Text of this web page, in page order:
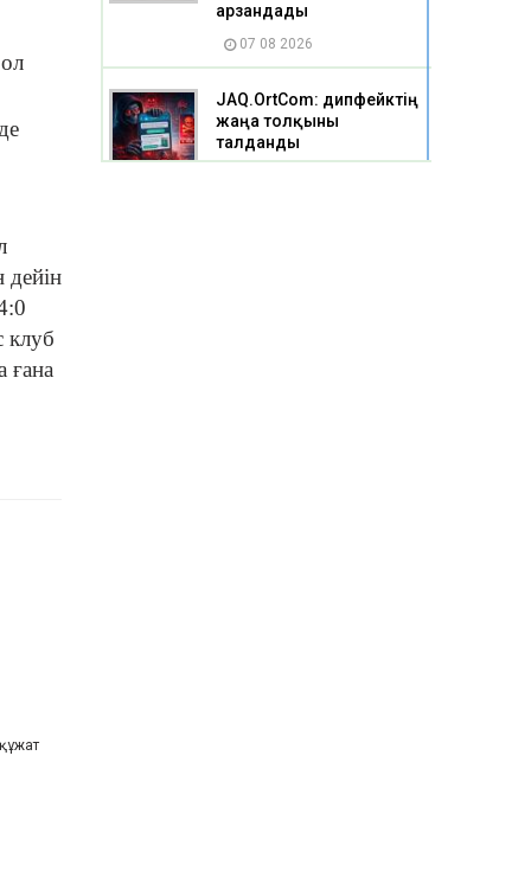
дейін
клуб
ғана
арзандады
07 08 2026
JAQ.OrtCom: дипфейктің
жаңа толқыны
талданды